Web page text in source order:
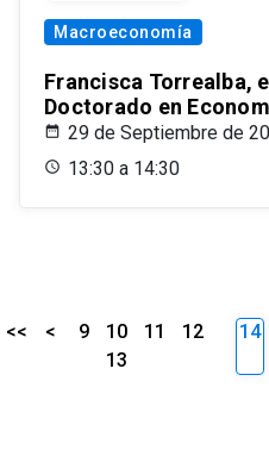
Macroeconomía
Francisca Torrealba,
Doctorado en
29 de Septiembre de
13:30 a 14:30
<< < 9 10 11
12
13
14